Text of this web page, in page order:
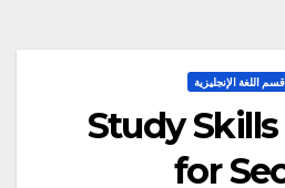
قسم اللغة الإنجليزية
Study
for